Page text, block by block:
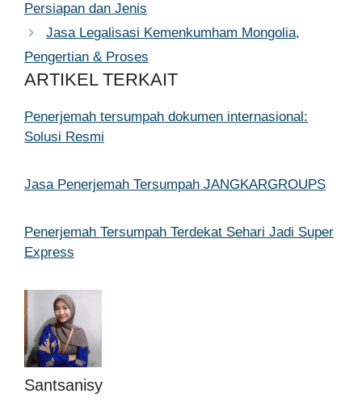
Persiapan dan Jenis
Jasa Legalisasi Kemenkumham Mongolia,
Pengertian & Proses
ARTIKEL TERKAIT
Penerjemah tersumpah dokumen internasional:
Solusi Resmi
Jasa Penerjemah Tersumpah JANGKARGROUPS
Penerjemah Tersumpah Terdekat Sehari Jadi Super
Express
Santsanisy